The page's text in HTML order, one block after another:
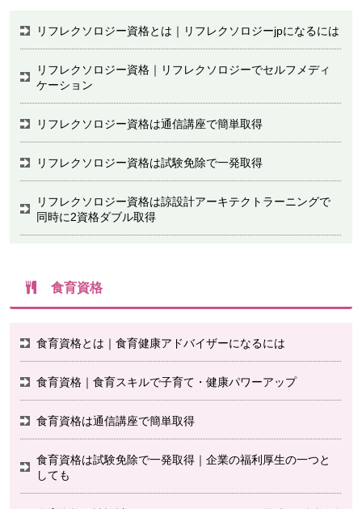
リフレクソロジー資格とは｜リフレクソロジーjpになるには
リフレクソロジー資格｜リフレクソロジーでセルフメディ
ケーション
リフレクソロジー資格は通信講座で簡単取得
リフレクソロジー資格は試験免除で一発取得
リフレクソロジー資格は諒設計アーキテクトラーニングで
同時に2資格ダブル取得
食育資格
食育資格とは｜食育健康アドバイザーになるには
食育資格｜食育スキルで子育て・健康パワーアップ
食育資格は通信講座で簡単取得
食育資格は試験免除で一発取得｜企業の福利厚生の一つと
しても